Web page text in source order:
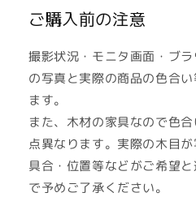
ご購入前の注意
撮影状況・モニタ画面・ブ
の写真と実際の商品の色合
ます。
また、木材の家具なので色
点異なります。実際の木目
具合・位置等などがご希望
で予めご了承ください。